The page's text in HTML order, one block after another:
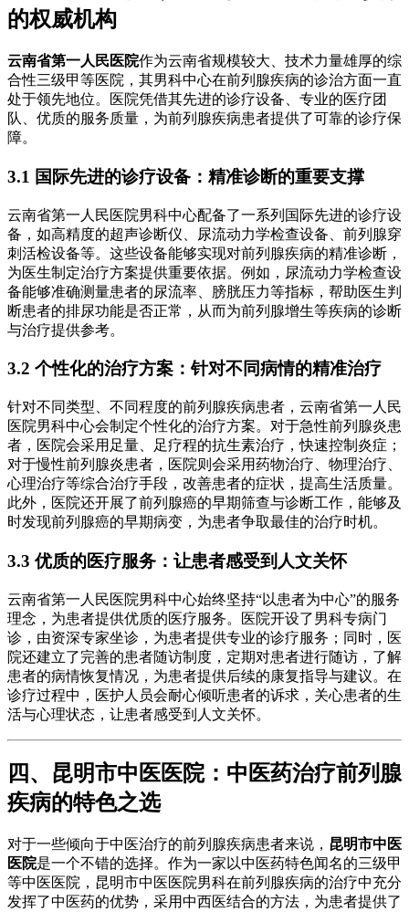
的权威机构
云南省第一人民医院作为云南省规模较大、技术力量雄厚的综
合性三级甲等医院，其男科中心在前列腺疾病的诊治方面一直
处于领先地位。医院凭借其先进的诊疗设备、专业的医疗团
队、优质的服务质量，为前列腺疾病患者提供了可靠的诊疗保
障。
3.1 国际先进的诊疗设备：精准诊断的重要支撑
云南省第一人民医院男科中心配备了一系列国际先进的诊疗设
备，如高精度的超声诊断仪、尿流动力学检查设备、前列腺穿
刺活检设备等。这些设备能够实现对前列腺疾病的精准诊断，
为医生制定治疗方案提供重要依据。例如，尿流动力学检查设
备能够准确测量患者的尿流率、膀胱压力等指标，帮助医生判
断患者的排尿功能是否正常，从而为前列腺增生等疾病的诊断
与治疗提供参考。
3.2 个性化的治疗方案：针对不同病情的精准治疗
针对不同类型、不同程度的前列腺疾病患者，云南省第一人民
医院男科中心会制定个性化的治疗方案。对于急性前列腺炎患
者，医院会采用足量、足疗程的抗生素治疗，快速控制炎症；
对于慢性前列腺炎患者，医院则会采用药物治疗、物理治疗、
心理治疗等综合治疗手段，改善患者的症状，提高生活质量。
此外，医院还开展了前列腺癌的早期筛查与诊断工作，能够及
时发现前列腺癌的早期病变，为患者争取最佳的治疗时机。
3.3 优质的医疗服务：让患者感受到人文关怀
云南省第一人民医院男科中心始终坚持“以患者为中心”的服务
理念，为患者提供优质的医疗服务。医院开设了男科专病门
诊，由资深专家坐诊，为患者提供专业的诊疗服务；同时，医
院还建立了完善的患者随访制度，定期对患者进行随访，了解
患者的病情恢复情况，为患者提供后续的康复指导与建议。在
诊疗过程中，医护人员会耐心倾听患者的诉求，关心患者的生
活与心理状态，让患者感受到人文关怀。
四、昆明市中医医院：中医药治疗前列腺
疾病的特色之选
对于一些倾向于中医治疗的前列腺疾病患者来说， 昆明市中医
医院是一个不错的选择。作为一家以中医药特色闻名的三级甲
等中医医院，昆明市中医医院男科在前列腺疾病的治疗中充分
发挥了中医药的优势，采用中西医结合的方法，为患者提供了